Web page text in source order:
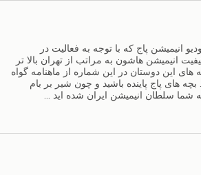
انیمیشن پاج که با توجه به فعالیت در
انیمیشن هاشون به مراتب از تهران بالا تر
این دوستان در این شماره از ماهنامه گواه
های پاج پاینده باشید و چون شیر بر بام
شما سلطان انیمیشن ایران شده اید …